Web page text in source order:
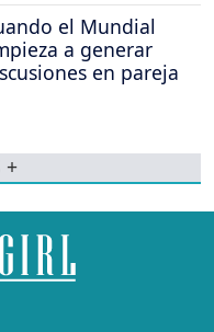
el Mundial
a generar
en pareja
+